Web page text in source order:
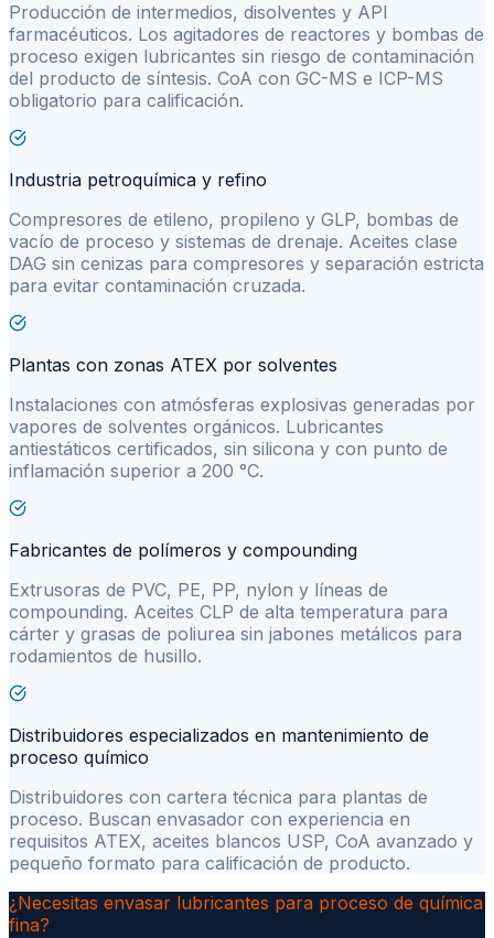
Producción de intermedios, disolventes y API
farmacéuticos. Los agitadores de reactores y bombas de
proceso exigen lubricantes sin riesgo de contaminación
del producto de síntesis. CoA con GC-MS e ICP-MS
obligatorio para calificación.
Industria petroquímica y refino
Compresores de etileno, propileno y GLP, bombas de
vacío de proceso y sistemas de drenaje. Aceites clase
DAG sin cenizas para compresores y separación estricta
para evitar contaminación cruzada.
Plantas con zonas ATEX por solventes
Instalaciones con atmósferas explosivas generadas por
vapores de solventes orgánicos. Lubricantes
antiestáticos certificados, sin silicona y con punto de
inflamación superior a 200 °C.
Fabricantes de polímeros y compounding
Extrusoras de PVC, PE, PP, nylon y líneas de
compounding. Aceites CLP de alta temperatura para
cárter y grasas de poliurea sin jabones metálicos para
rodamientos de husillo.
Distribuidores especializados en mantenimiento de
proceso químico
Distribuidores con cartera técnica para plantas de
proceso. Buscan envasador con experiencia en
requisitos ATEX, aceites blancos USP, CoA avanzado y
pequeño formato para calificación de producto.
¿Necesitas envasar lubricantes para proceso de química
fina?